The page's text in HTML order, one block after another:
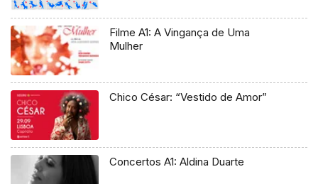
Filme A1: A Vingança de Uma
Mulher
Chico César: “Vestido de Amor”
Concertos A1: Aldina Duarte